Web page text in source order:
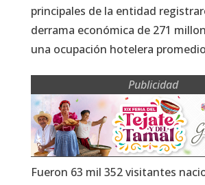
principales de la entidad
derrama económica de 271
una ocupación hotelera
Publicidad
Fueron 63 mil 352 visitantes